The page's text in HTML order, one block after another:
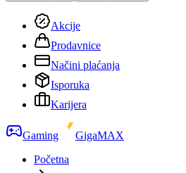
Akcije
Prodavnice
Načini plaćanja
Isporuka
Karijera
Gaming
GigaMAX
Početna